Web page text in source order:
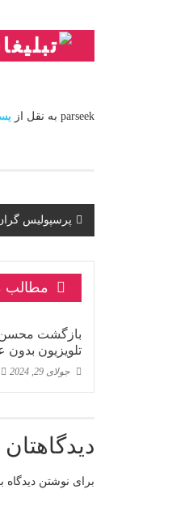
parseek به نقل از
پیمایش
پرسپولیس
مطالب
بازگشت محسن
تلویزیون بدون
جولای 29, 2024
برای نوشتن دیدگاه